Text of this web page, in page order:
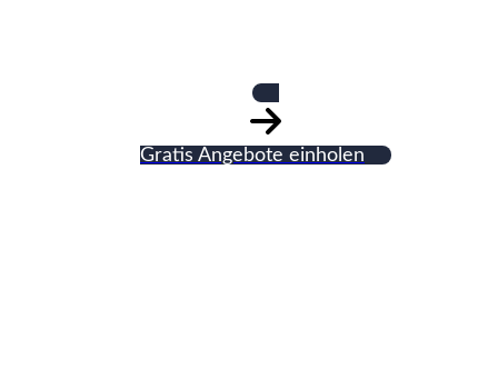
Gratis Angebote einholen